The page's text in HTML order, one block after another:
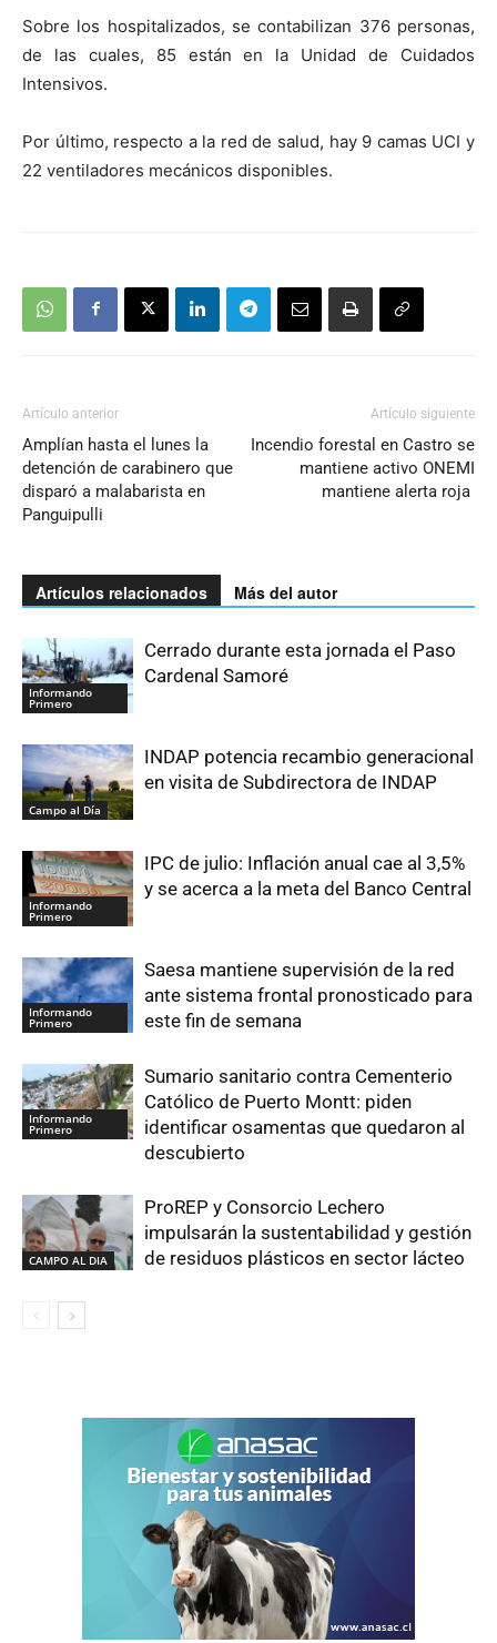
Sobre los hospitalizados, se contabilizan 376 personas,
de las cuales, 85 están en la Unidad de Cuidados
Intensivos.
Por último, respecto a la red de salud, hay 9 camas UCI y
22 ventiladores mecánicos disponibles.
Artículo anterior
Amplían hasta el lunes la
detención de carabinero que
disparó a malabarista en
Panguipulli
Artículo siguiente
Incendio forestal en Castro se
mantiene activo ONEMI
mantiene alerta roja
Artículos relacionados Más del autor
Informando
Primero
Cerrado durante esta jornada el Paso
Cardenal Samoré
Campo al Día
INDAP potencia recambio generacional
en visita de Subdirectora de INDAP
Informando
Primero
IPC de julio: Inflación anual cae al 3,5%
y se acerca a la meta del Banco Central
Informando
Primero
Saesa mantiene supervisión de la red
ante sistema frontal pronosticado para
este fin de semana
Informando
Primero
Sumario sanitario contra Cementerio
Católico de Puerto Montt: piden
identificar osamentas que quedaron al
descubierto
CAMPO AL DIA
ProREP y Consorcio Lechero
impulsarán la sustentabilidad y gestión
de residuos plásticos en sector lácteo